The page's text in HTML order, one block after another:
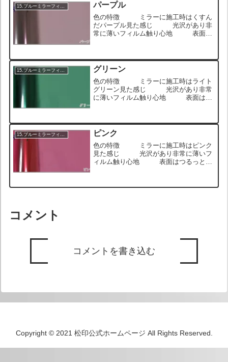
15.ブルーミラーフィルム パープル
色の特徴 ミラーに施工時はくすん
だパープル見た感じ 光沢があり非
常に薄いフィルム触り心地 表面は
のサンプル画像 ロール状のサンプル画
像 ミラーに施工したサン...
15.ブルーミラーフィルム グリーン
色の特徴 ミラーに施工時はライト
グリーン見た感じ 光沢があり非常
に薄いフィルム触り心地 表面はつ
のサンプル画像 ロール状のサンプル画
像 ミラーに施工したサンプ...
ピンク
色の特徴 ミラーに施工時はピンク
見た感じ 光沢があり非常に薄いフ
ィルム触り心地 表面はつるっとし
画像 ロール状のサンプル画像 ミラー
コメント
コメントを書き込む
Copyright © 2021 松印公式ホームページ All Rights Reserved.